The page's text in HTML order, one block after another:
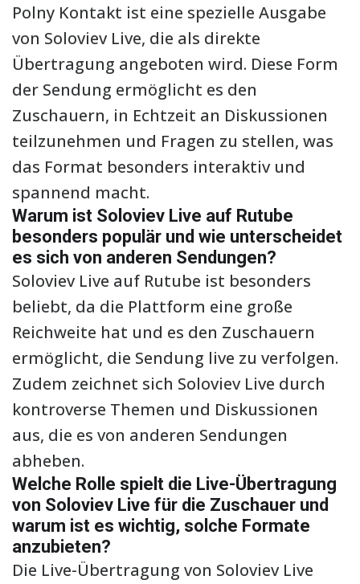
Polny Kontakt ist eine spezielle Ausgabe
von Soloviev Live, die als direkte
Übertragung angeboten wird. Diese Form
der Sendung ermöglicht es den
Zuschauern, in Echtzeit an Diskussionen
teilzunehmen und Fragen zu stellen, was
das Format besonders interaktiv und
spannend macht.
Warum ist Soloviev Live auf Rutube
besonders populär und wie unterscheidet
es sich von anderen Sendungen?
Soloviev Live auf Rutube ist besonders
beliebt, da die Plattform eine große
Reichweite hat und es den Zuschauern
ermöglicht, die Sendung live zu verfolgen.
Zudem zeichnet sich Soloviev Live durch
kontroverse Themen und Diskussionen
aus, die es von anderen Sendungen
abheben.
Welche Rolle spielt die Live-Übertragung
von Soloviev Live für die Zuschauer und
warum ist es wichtig, solche Formate
anzubieten?
Die Live-Übertragung von Soloviev Live